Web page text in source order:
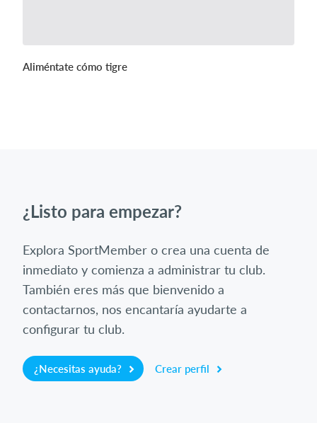
Aliméntate cómo tigre
¿Listo para empezar?
Explora SportMember o crea una cuenta de
inmediato y comienza a administrar tu club.
También eres más que bienvenido a
contactarnos, nos encantaría ayudarte a
configurar tu club.
¿Necesitas ayuda? Crear perfil